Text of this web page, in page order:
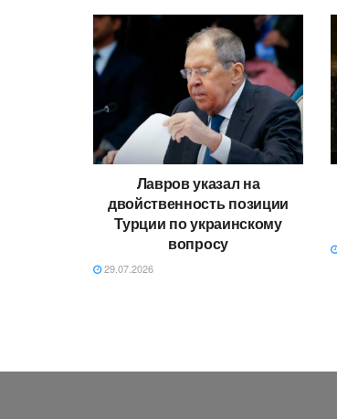
Лавров указал на
двойственность позиции
Турции по украинскому
вопросу
29.07.2026